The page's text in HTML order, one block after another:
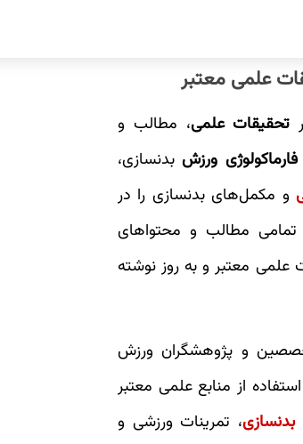
علمی معتبر
تحقیقات علمی، مطالب و
فارماکولوژی ورزش بدنسازی،
و مکمل‌های بدنسازی را در
تمامی مطالب و محتواهای
معتبر و به روز نوشته
و پژوهشگران ورزش
از منابع علمی معتبر
بدنسازی، تمرینات ورزشی و